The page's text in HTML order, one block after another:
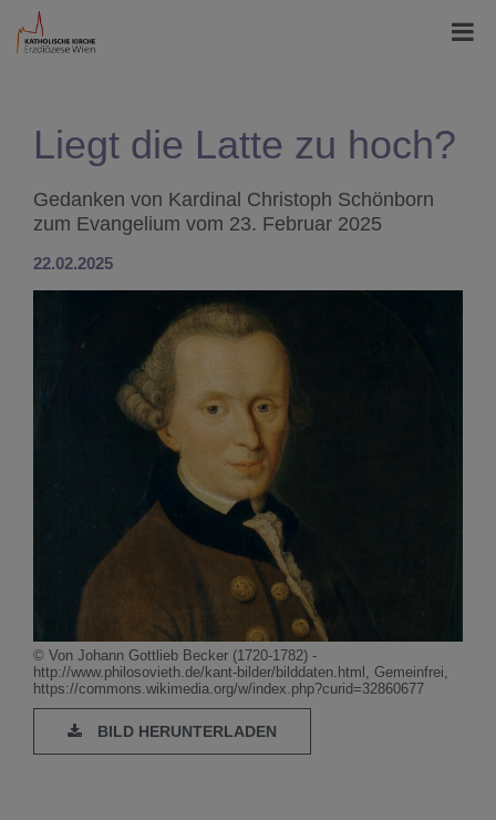
Liegt die Latte zu hoch?
Gedanken von Kardinal Christoph Schönborn
zum Evangelium vom 23. Februar 2025
22.02.2025
© Von Johann Gottlieb Becker (1720-1782) -
http://www.philosovieth.de/kant-bilder/bilddaten.html, Gemeinfrei,
https://commons.wikimedia.org/w/index.php?curid=32860677
BILD HERUNTERLADEN